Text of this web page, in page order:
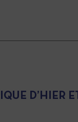
D’HIER ET